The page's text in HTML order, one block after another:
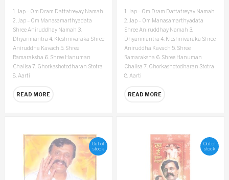
1. Jap – Om Dram Dattatreyay Namah
2. Jap – Om Manasamarthyadata
Shree Aniruddhay Namah 3.
Dhyanmantra 4. Kleshnivaraka Shree
Aniruddha Kavach 5. Shree
Ramaraksha 6. Shree Hanuman
Chalisa 7. Ghorkashotodharan Stotra
8. Aarti
READ MORE
1. Jap – Om Dram Dattatreyay Namah
2. Jap – Om Manasamarthyadata
Shree Aniruddhay Namah 3.
Dhyanmantra 4. Kleshnivaraka Shree
Aniruddha Kavach 5. Shree
Ramaraksha 6. Shree Hanuman
Chalisa 7. Ghorkashotodharan Stotra
8. Aarti
READ MORE
Out of
stock
Out of
stock